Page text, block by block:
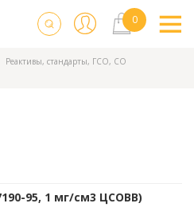
Реактивы, стандарты, ГСО, СО
95, 1 мг/см3 ЦСОВВ)